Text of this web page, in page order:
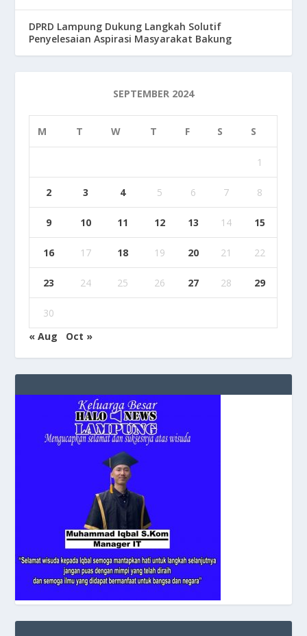
DPRD Lampung Dukung Langkah Solutif
Penyelesaian Aspirasi Masyarakat Bakung
SEPTEMBER 2024
M T W T F S S
1
2 3 4 5 6 7 8
9 10 11 12 13 14 15
16 17 18 19 20 21 22
23 24 25 26 27 28 29
30
« Aug
Oct »